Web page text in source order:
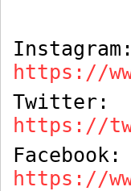
Instagram:
https://
Twitter:
https://
Facebook:
https://